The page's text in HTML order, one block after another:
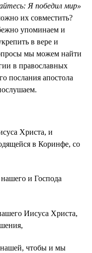
Я победил мир»
их совместить?
упоминаем и
в вере и
мы можем найти
в православных
послания апостола
Христа, и
в Коринфе, со
и Господа
Иисуса Христа,
чтобы и мы